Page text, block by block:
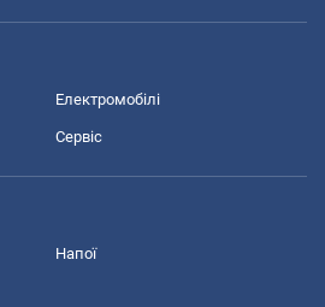
Електромобілі
Сервіс
Напої